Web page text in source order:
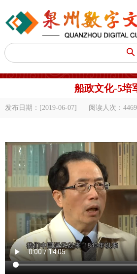

船政文化-5培
发布日期：[2019-06-07] 阅读人次： 4469